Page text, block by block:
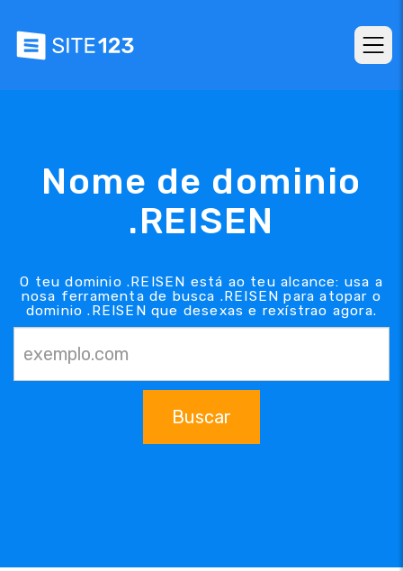
Nome de dominio
.REISEN
O teu dominio .REISEN está ao teu alcance: usa a
nosa ferramenta de busca .REISEN para atopar o
dominio .REISEN que desexas e rexístrao agora.
Buscar